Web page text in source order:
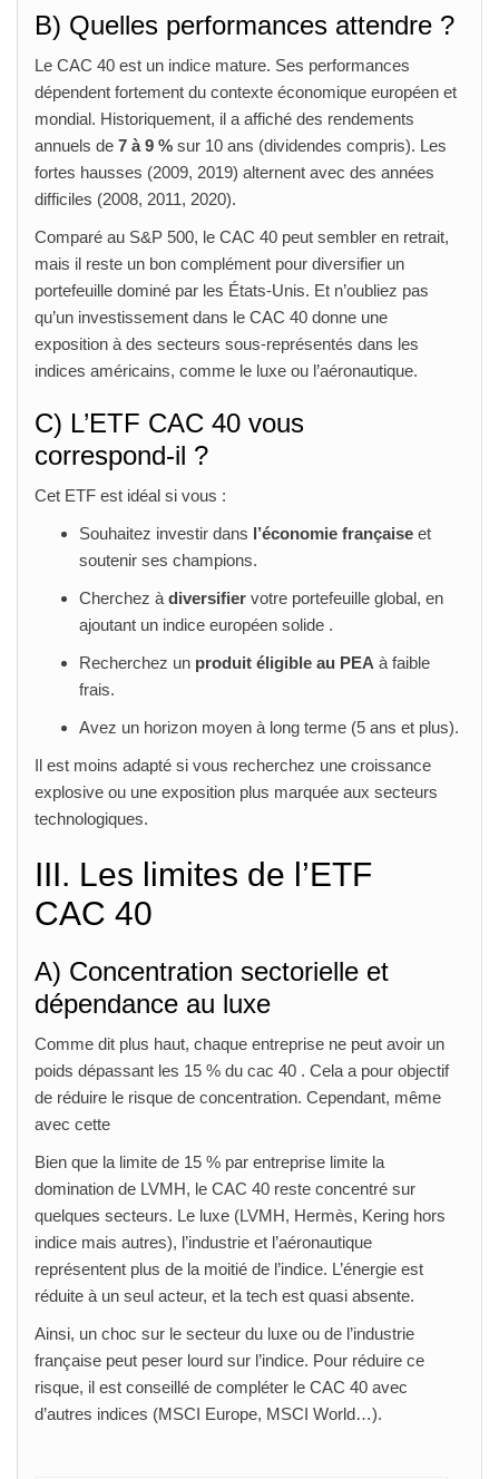
B) Quelles performances attendre ?
Le CAC 40 est un indice mature. Ses performances
dépendent fortement du contexte économique européen et
mondial. Historiquement, il a affiché des rendements
annuels de 7 à 9 % sur 10 ans (dividendes compris). Les
fortes hausses (2009, 2019) alternent avec des années
difficiles (2008, 2011, 2020).
Comparé au S&P 500, le CAC 40 peut sembler en retrait,
mais il reste un bon complément pour diversifier un
portefeuille dominé par les États‑Unis. Et n’oubliez pas
qu’un investissement dans le CAC 40 donne une
exposition à des secteurs sous‑représentés dans les
indices américains, comme le luxe ou l’aéronautique.
C) L’ETF CAC 40 vous
correspond‑il ?
Cet ETF est idéal si vous :
Souhaitez investir dans l’économie française et
soutenir ses champions.
Cherchez à diversifier votre portefeuille global, en
ajoutant un indice européen solide .
Recherchez un produit éligible au PEA à faible
frais.
Avez un horizon moyen à long terme (5 ans et plus).
Il est moins adapté si vous recherchez une croissance
explosive ou une exposition plus marquée aux secteurs
technologiques.
III. Les limites de l’ETF
CAC 40
A) Concentration sectorielle et
dépendance au luxe
Comme dit plus haut, chaque entreprise ne peut avoir un
poids dépassant les 15 % du cac 40 . Cela a pour objectif
de réduire le risque de concentration. Cependant, même
avec cette
Bien que la limite de 15 % par entreprise limite la
domination de LVMH, le CAC 40 reste concentré sur
quelques secteurs. Le luxe (LVMH, Hermès, Kering hors
indice mais autres), l’industrie et l’aéronautique
représentent plus de la moitié de l’indice. L’énergie est
réduite à un seul acteur, et la tech est quasi absente.
Ainsi, un choc sur le secteur du luxe ou de l’industrie
française peut peser lourd sur l’indice. Pour réduire ce
risque, il est conseillé de compléter le CAC 40 avec
d’autres indices (MSCI Europe, MSCI World…).